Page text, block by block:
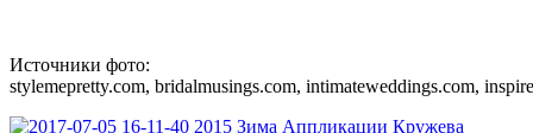
Источники фото:
stylemepretty.com, bridalmusings.com, intimateweddings.com,